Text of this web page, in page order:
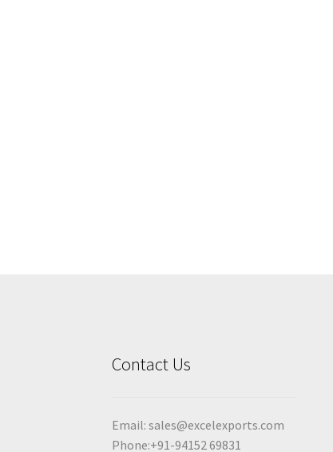
Contact Us
Email:sales@excelexports.com
Phone:+91-94152 69831